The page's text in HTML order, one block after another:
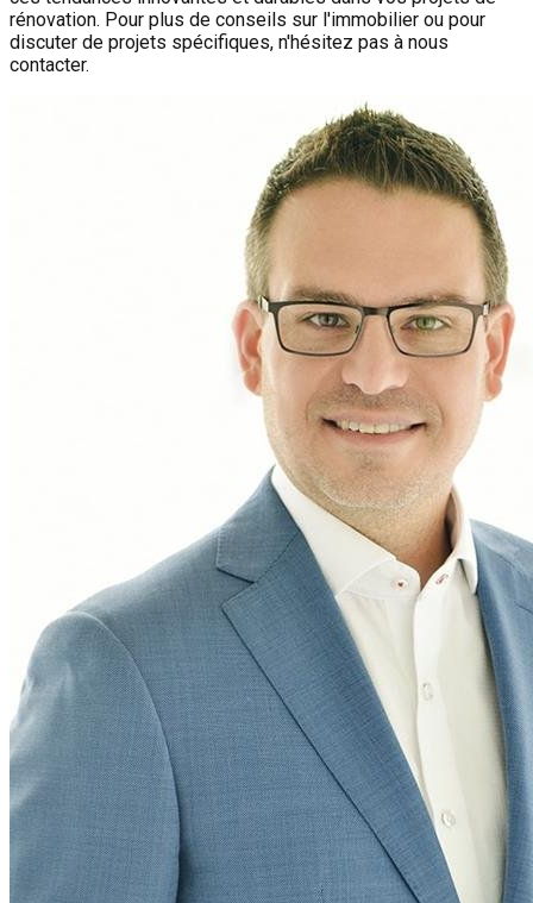
rénovation. Pour plus de conseils sur l'immobilier ou pour
discuter de projets spécifiques, n'hésitez pas à nous
contacter.